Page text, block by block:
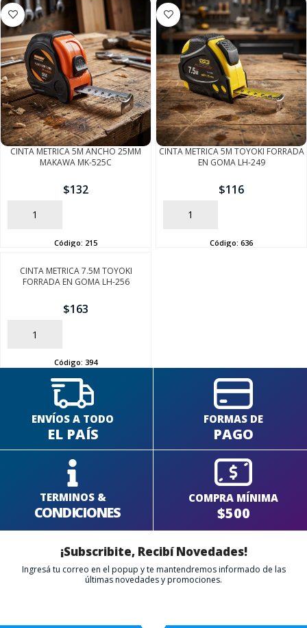
CINTA METRICA 5M ANCHO 25MM
MAKAWA MK-525C
$132
AÑADIR
Código: 215
CINTA METRICA 5M TOYOKI FORRADA
EN GOMA LH-249
$116
AÑADIR
Código: 636
CINTA METRICA 7.5M TOYOKI
FORRADA EN GOMA LH-256
$163
AÑADIR
Código: 394
ENVÍOS A TODO
EL PAÍS
FORMAS DE
PAGO
TERMINOS &
CONDICIONES
COMPRA MÍNIMA
$500
¡Subscribite, Recibí Novedades!
Ingresá tu correo en el popup y te mantendremos informado de las
últimas novedades y promociones.
SEGUÍ COMPRANDO